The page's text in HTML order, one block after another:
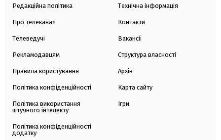
Редакційна політика
Про телеканал
Телеведучі
Рекламодавцям
Правила користування
Політика конфіденційності
Політика використання
штучного інтелекту
Політика конфіденційності
додатку
Технічна інформація
Контакти
Вакансії
Структура власності
Архів
Карта сайту
Ігри